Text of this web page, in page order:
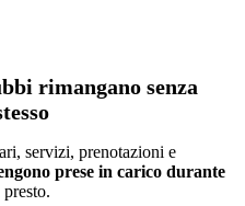
rimangano senza
servizi, prenotazioni e
prese in carico durante